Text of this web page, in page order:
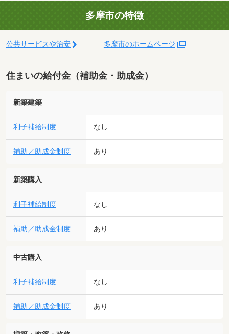
多摩市の特徴
公共サービスや治安 多摩市のホームページ
住まいの給付金（補助金・助成金）
新築建築
利子補給制度 なし
補助／助成金制度 あり
新築購入
利子補給制度 なし
補助／助成金制度 あり
中古購入
利子補給制度 なし
補助／助成金制度 あり